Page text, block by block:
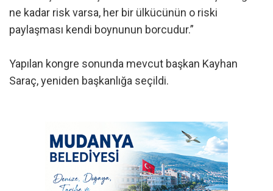
ne kadar risk varsa, her bir ülkücünün o riski
paylaşması kendi boynunun borcudur.”
Yapılan kongre sonunda mevcut başkan Kayhan
Saraç, yeniden başkanlığa seçildi.